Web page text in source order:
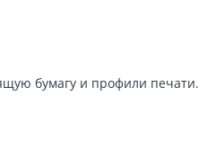
бумагу и профили печати.